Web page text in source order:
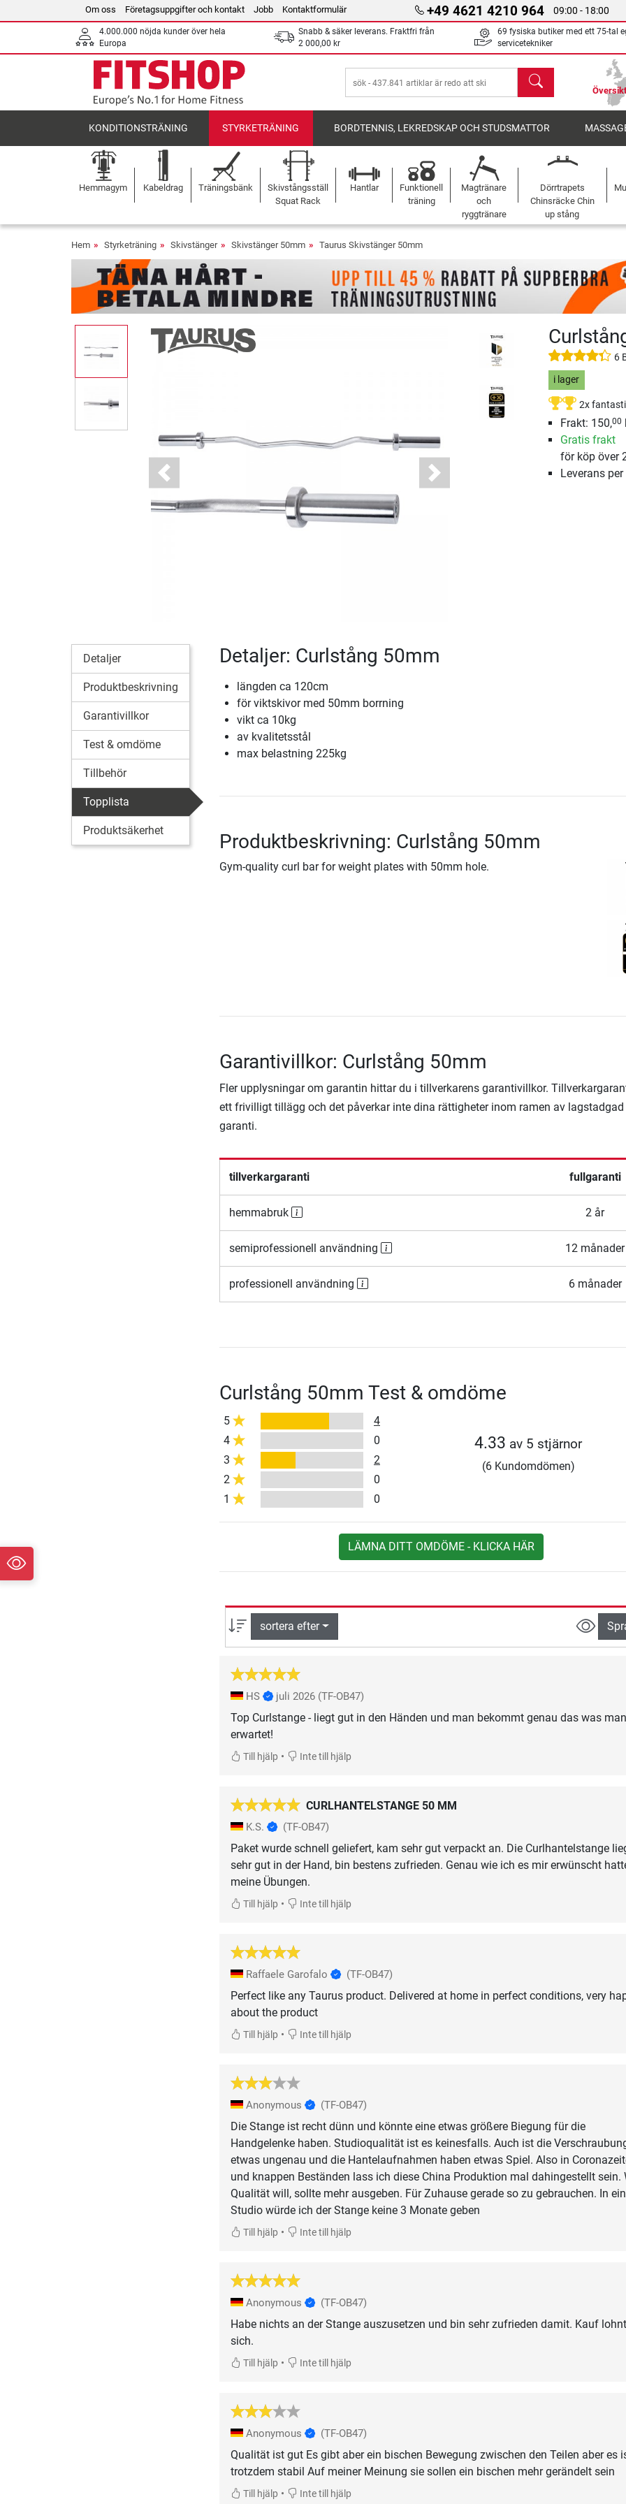
Om oss Företagsuppgifter och kontakt Jobb Kontaktformulär +49 4621 4210 964 09:00 - 18:00
4.000.000 nöjda kunder över hela
Europa
Snabb & säker leverans. Fraktfri från
2 000,00 kr
69 fysiska butiker med ett 75-tal
servicetekniker
sök
KONDITIONSTRÄNING STYRKETRÄNING BORDTENNIS, LEKREDSKAP OCH STUDSMATTOR
Hemmagym Kabeldrag Träningsbänk
Skivstångsställ
Squat Rack
Hantlar
Funktionell
träning
Magtränare
och
ryggtränare
Dörrtrapets
Chinsräcke Chin
up stång
Hem Styrketräning Skivstänger Skivstänger 50mm Taurus Skivstänger 50mm
Previous Next
6
i lager
2x
Frakt: 150,00
Gratis frakt
för köp över
Leverans per
Detaljer
Produktbeskrivning
Garantivillkor
Test & omdöme
Tillbehör
Topplista
Produktsäkerhet
Detaljer: Curlstång 50mm
längden ca 120cm
för viktskivor med 50mm borrning
vikt ca 10kg
av kvalitetsstål
max belastning 225kg
Produktbeskrivning: Curlstång 50mm
Gym-quality curl bar for weight plates with 50mm hole.
Garantivillkor: Curlstång 50mm
Fler upplysningar om garantin hittar du i tillverkarens garantivillkor.
ett frivilligt tillägg och det påverkar inte dina rättigheter inom ramen av lagstadgad
garanti.
tillverkargaranti fullgaranti
hemmabruk 2 år
semiprofessionell användning 12 månader
professionell användning 6 månader
Curlstång 50mm Test & omdöme
5
4
4
0
3
2
2
0
1
0
4.33 av 5 stjärnor
(6 Kundomdömen)
LÄMNA DITT OMDÖME - KLICKA HÄR
sortera efter
HS juli 2026 (TF-OB47)
Top Curlstange - liegt gut in den Händen und man bekommt genau das was man
erwartet!
Till hjälp • Inte till hjälp
CURLHANTELSTANGE 50 MM
K.S. (TF-OB47)
Paket wurde schnell geliefert, kam sehr gut verpackt an. Die Curlhantelstange
sehr gut in der Hand, bin bestens zufrieden. Genau wie ich es mir erwünscht
meine Übungen.
Till hjälp • Inte till hjälp
Raffaele Garofalo (TF-OB47)
Perfect like any Taurus product. Delivered at home in perfect conditions, very
about the product
Till hjälp • Inte till hjälp
Anonymous (TF-OB47)
Die Stange ist recht dünn und könnte eine etwas größere Biegung für die
Handgelenke haben. Studioqualität ist es keinesfalls. Auch ist die
etwas ungenau und die Hantelaufnahmen haben etwas Spiel. Also in
und knappen Beständen lass ich diese China Produktion mal dahingestellt sein.
Qualität will, sollte mehr ausgeben. Für Zuhause gerade so zu gebrauchen. In
Studio würde ich der Stange keine 3 Monate geben
Till hjälp • Inte till hjälp
Anonymous (TF-OB47)
Habe nichts an der Stange auszusetzen und bin sehr zufrieden damit. Kauf lohnt
sich.
Till hjälp • Inte till hjälp
Anonymous (TF-OB47)
Qualität ist gut Es gibt aber ein bischen Bewegung zwischen den Teilen aber es
trotzdem stabil Auf meiner Meinung sie sollen ein bischen mehr gerändelt sein
Till hjälp • Inte till hjälp